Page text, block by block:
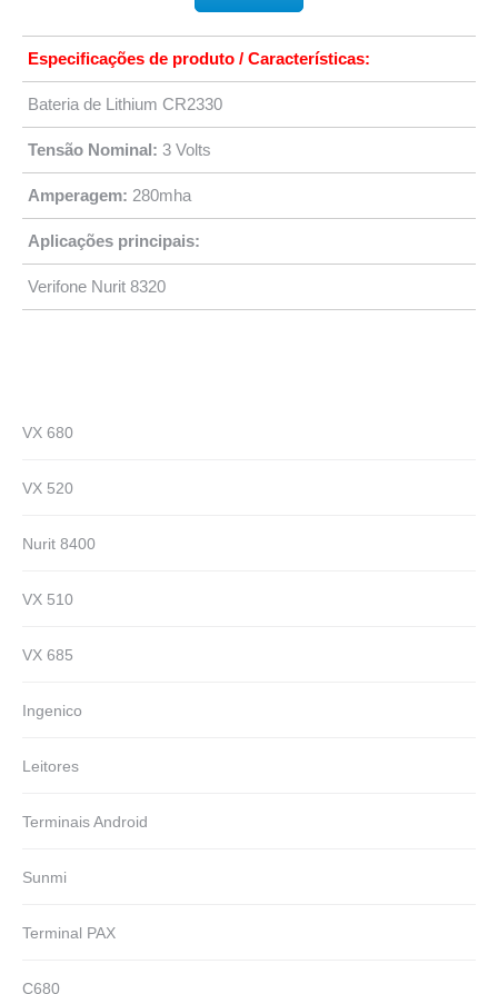
Especificações de produto / Características:
Bateria de Lithium CR2330
Tensão Nominal: 3 Volts
Amperagem: 280mha
Aplicações principais:
Verifone Nurit 8320
VX 680
VX 520
Nurit 8400
VX 510
VX 685
Ingenico
Leitores
Terminais Android
Sunmi
Terminal PAX
C680